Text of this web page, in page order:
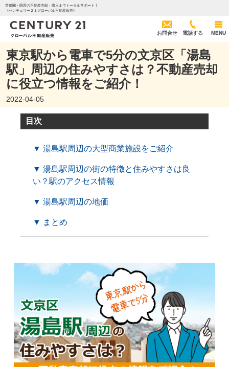
首都圏・関西の不動産売却・購入までトータルサポート！
《センチュリー２１グローバル不動産販売》
お問合せ 電話する MENU
東京駅から電車で5分の文京区「湯島
駅」周辺の住みやすさは？不動産売却
に役立つ情報をご紹介！
2022-04-05
目次
▼ 湯島駅周辺の大型商業施設をご紹介
▼ 湯島駅周辺の街の特徴と住みやすさは良
い？駅のアクセス情報
▼ 湯島駅周辺の地価
▼ まとめ